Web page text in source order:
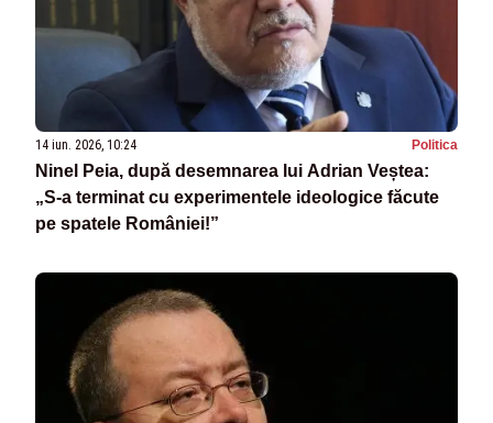
14 iun. 2026, 10:24 Politica
Ninel Peia, după desemnarea lui Adrian Veștea:
„S-a terminat cu experimentele ideologice făcute
pe spatele României!”